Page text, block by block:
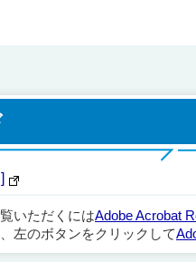
いただくにはAdobe Acrobat
左のボタンをクリックして